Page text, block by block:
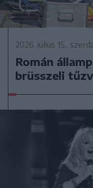
2026. július 15.,
Román
brüsszeli